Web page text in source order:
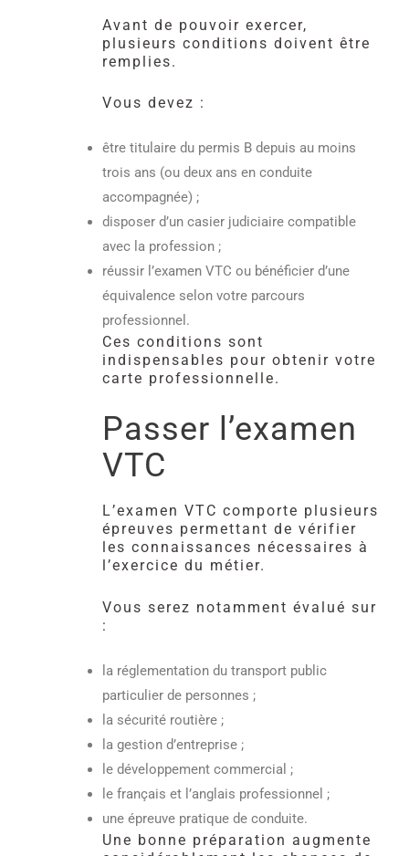
Avant de pouvoir exercer,
plusieurs conditions doivent être
remplies.
Vous devez :
être titulaire du permis B depuis au moins
trois ans (ou deux ans en conduite
accompagnée) ;
disposer d’un casier judiciaire compatible
avec la profession ;
réussir l’examen VTC ou bénéficier d’une
équivalence selon votre parcours
professionnel.
Ces conditions sont
indispensables pour obtenir votre
carte professionnelle.
Passer l’examen
VTC
L’examen VTC comporte plusieurs
épreuves permettant de vérifier
les connaissances nécessaires à
l’exercice du métier.
Vous serez notamment évalué sur
:
la réglementation du transport public
particulier de personnes ;
la sécurité routière ;
la gestion d’entreprise ;
le développement commercial ;
le français et l’anglais professionnel ;
une épreuve pratique de conduite.
Une bonne préparation augmente